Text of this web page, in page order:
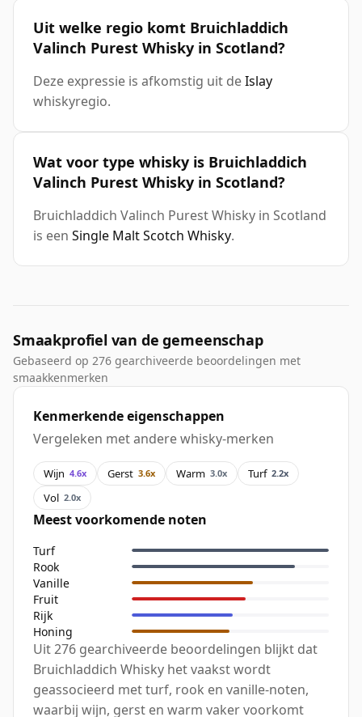
Uit welke regio komt Bruichladdich
Valinch Purest Whisky in Scotland?
Deze expressie is afkomstig uit deIslay
whiskyregio.
Wat voor type whisky is Bruichladdich
Valinch Purest Whisky in Scotland?
Bruichladdich Valinch Purest Whisky in Scotland
is een Single Malt Scotch Whisky.
Smaakprofiel van de gemeenschap
Gebaseerd op 276 gearchiveerde beoordelingen met
smaakkenmerken
Kenmerkende eigenschappen
Vergeleken met andere whisky-merken
Wijn 4.6x Gerst 3.6x Warm 3.0x Turf 2.2x
Vol 2.0x
Meest voorkomende noten
Turf
Rook
Vanille
Fruit
Rijk
Honing
Uit 276 gearchiveerde beoordelingen blijkt dat
Bruichladdich Whisky het vaakst wordt
geassocieerd met turf, rook en vanille-noten,
waarbij wijn, gerst en warm vaker voorkomt